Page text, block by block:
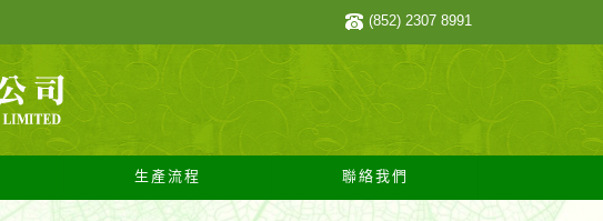
(852) 2307 8991
生產流程 聯絡我們